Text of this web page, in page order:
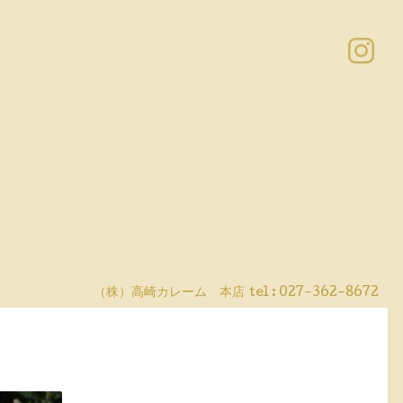
（株）高崎カレーム 本店 tel : 027-362-8672